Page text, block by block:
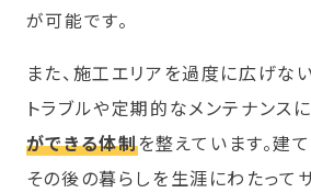
が可能です。
また、施工エリアを過度に広げな
トラブルや定期的なメンテナンス
ができる体制を整えています。建
その後の暮らしを生涯にわたって